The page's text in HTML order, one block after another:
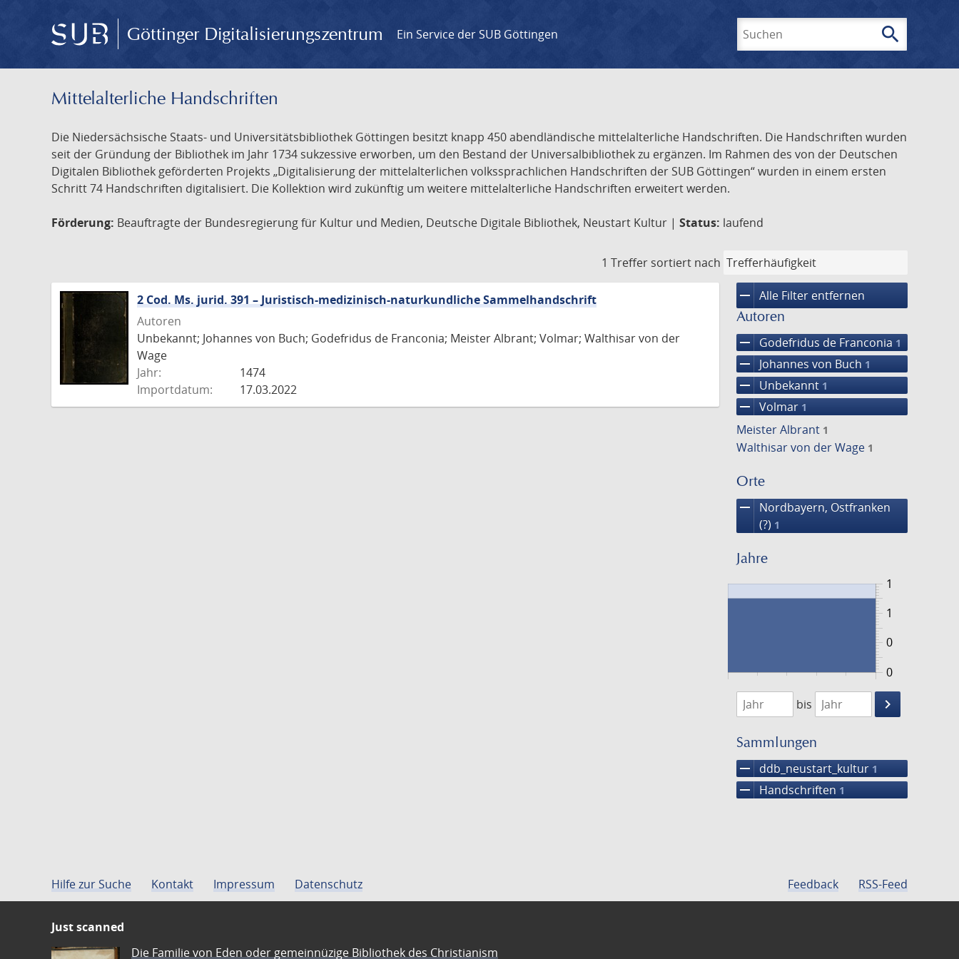
Göttinger Digitalisierungszentrum Ein Service der SUB Göttingen search
Mittelalterliche Handschriften
Die Niedersächsische Staats- und Universitätsbibliothek Göttingen besitzt knapp 450 abendländische mittelalterliche Handschriften. Die Handschriften wurden
seit der Gründung der Bibliothek im Jahr 1734 sukzessive erworben, um den Bestand der Universalbibliothek zu ergänzen. Im Rahmen des von der Deutschen
Digitalen Bibliothek geförderten Projekts „Digitalisierung der mittelalterlichen volkssprachlichen Handschriften der SUB Göttingen“ wurden in einem ersten
Schritt 74 Handschriften digitalisiert. Die Kollektion wird zukünftig um weitere mittelalterliche Handschriften erweitert werden.
Förderung: Beauftragte der Bundesregierung für Kultur und Medien, Deutsche Digitale Bibliothek, Neustart Kultur | Status: laufend
1 Treffer sortiert nach
remove Alle Filter entfernen
Autoren
remove Godefridus de Franconia 1
remove Johannes von Buch 1
remove Unbekannt 1
remove Volmar 1
Meister Albrant 1
Walthisar von der Wage 1
Orte
remove
Nordbayern, Ostfranken
(?) 1
Jahre
0
1
0
1
1474
1475
bis
keyboard_arrow_right
Suche
Sammlungen
remove ddb_neustart_kultur 1
remove Handschriften 1
2 Cod. Ms. jurid. 391 – Juristisch-medizinisch-naturkundliche Sammelhandschrift
Autoren
Unbekannt; Johannes von Buch; Godefridus de Franconia; Meister Albrant; Volmar; Walthisar von der
Wage
Jahr:
1474
Importdatum:
17.03.2022
Hilfe zur Suche Kontakt Impressum Datenschutz Feedback RSS-Feed
Just scanned
Die Familie von Eden oder gemeinnüzige Bibliothek des Christianism